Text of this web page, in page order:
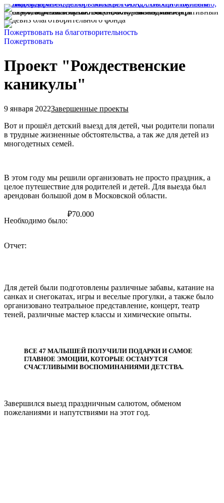
Пожертвовать на благотворительность
Пожертвовать
Проект "Рождественские
каникулы"
9 января 2022Завершенные проекты
Вот и прошёл детский выезд для детей, чьи родители попали
в трудные жизненные обстоятельства, а так же для детей из
многодетных семей.
В этом году мы решили организовать не просто праздник, а
целое путешествие для родителей и детей. Для выезда был
арендован большой дом в Московской области.
Необходимо было:
₽70.000
Отчет:
Для детей были подготовлены различные забавы, катание на
санках и снегокатах, игры и веселые прогулки, а также было
организовано театральное представление, концерт, театр
теней, различные мастер классы и химические опыты.
ВСЕ 47 МАЛЫШЕЙ ПОЛУЧИЛИ ПОДАРКИ И САМОЕ
ГЛАВНОЕ ЭМОЦИИ, КОТОРЫЕ ОСТАНУТСЯ
СЧАСТЛИВЫМИ ВОСПОМИНАНИЯМИ ДЕТСТВА.
Завершился выезд праздничным салютом, обменом
пожеланиями и напутствиями на этот год.